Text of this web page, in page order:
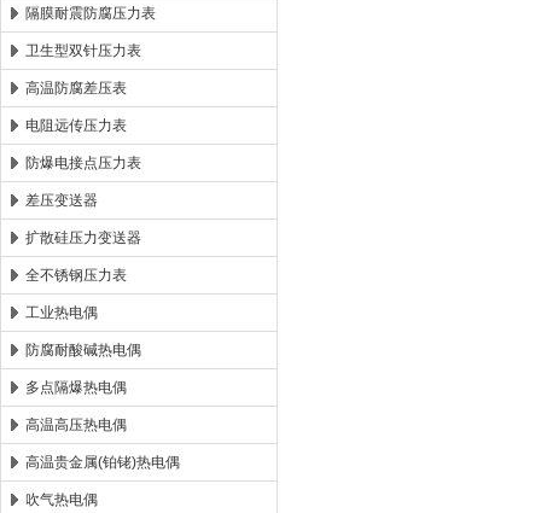
隔膜耐震防腐压力表
卫生型双针压力表
高温防腐差压表
电阻远传压力表
防爆电接点压力表
差压变送器
扩散硅压力变送器
全不锈钢压力表
工业热电偶
防腐耐酸碱热电偶
多点隔爆热电偶
高温高压热电偶
高温贵金属(铂铑)热电偶
吹气热电偶